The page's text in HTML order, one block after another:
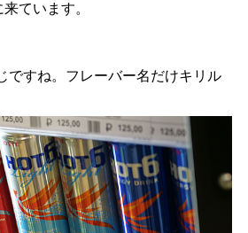
ています。
ですね。フレーバー名だけキリル